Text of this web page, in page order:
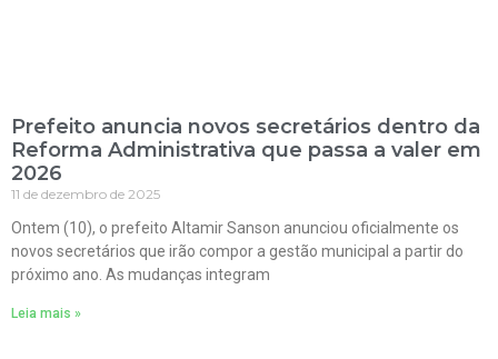
Prefeito anuncia novos secretários dentro da
Reforma Administrativa que passa a valer em
2026
11 de dezembro de 2025
Ontem (10), o prefeito Altamir Sanson anunciou oficialmente os
novos secretários que irão compor a gestão municipal a partir do
próximo ano. As mudanças integram
Leia mais »